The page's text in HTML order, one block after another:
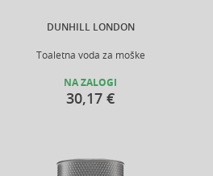
DUNHILL LONDON
Toaletna voda za moške
NA ZALOGI
30,17 €